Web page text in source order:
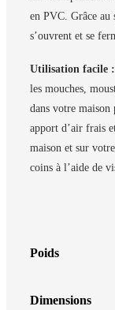
en PVC. Grâce au
s’ouvrent et se
Utilisation facile :
les mouches,
dans votre maison
apport d’air frais
maison et sur
coins à l’aide de
Poids
Dimensions